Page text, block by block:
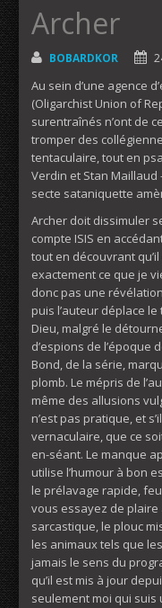
Archer
BOBARDKOR
Au sein d’une agence
(Oligarchist Union of
surentraînés n’ont de
tromper des
tentaculaire, tout en
Verdin et Stan
secte sataniquette
Archer doit dissimuler
compte ISIS en
tout en découvrant
exactement ce que je
donc pas une
puis l’auteur déplace
Dieu, malgré le
d’espions de l’époque
Bond, de la série,
plomb. Le mépris de
même des allusions
n’est pas pratique, et
vernaculaire, que ce
en-séant. Le manque
utilise l’humour à bon
le prélavage rapide,
vous essayez de plaire
sarcastique, le plouc
les animaux tels que
jamais le sens du
qu’il est mis à jour
seulement moi qui suis